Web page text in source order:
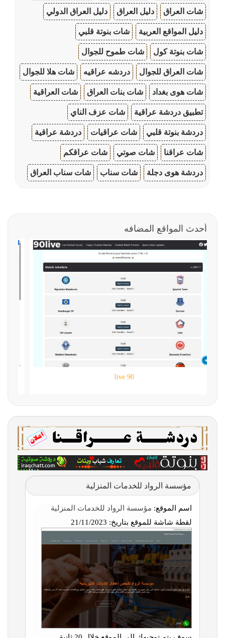
شات العراق دليل العراق دليل العراق الدولي
دليل المواقع العربية شات بنوتة قلبي
شات بنوتة كول شات طموح للجوال
شات العراق للجوال دردشه عراقيه شات هلا للجوال
شات هوى بغداد شات بنات العراق شات العراقية
تطبيق دردشة عراقية شات عزف الناي
دردشة بنوتة قلبي شات عراقيات دردشة عراقية
شات عراقنا شات صوتي شات عراقكم
دردشة هوى دجلة شات سناب شات سناب العراق
أحدث المواقع المضافه
90 live
مؤسسة الرواد للخدمات المنزلية
اسم الموقع: مؤسسة الرواد للخدمات المنزلية
لقطة شاشة للموقع بتاريخ: